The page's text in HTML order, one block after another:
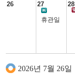
26 27
휴관일
28
2026년 7월 26일